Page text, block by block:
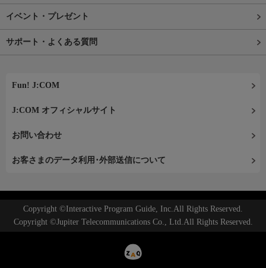
イベント・プレゼント
サポート・よくある質問
Fun! J:COM
J:COM オフィシャルサイト
お問い合わせ
お客さまのデータ利用･外部送信について
Copyright ©Interactive Program Guide, Inc.All Rights Reserved.
Copyright ©Jupiter Telecommunications Co., Ltd.All Rights Reserved.